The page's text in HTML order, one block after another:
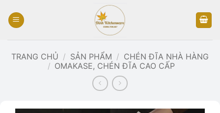
qua
dung
TRANG CHỦ / SẢN PHẨM / CHÉN ĐĨA NHÀ HÀNG
/ OMAKASE, CHÉN ĐĨA CAO CẤP